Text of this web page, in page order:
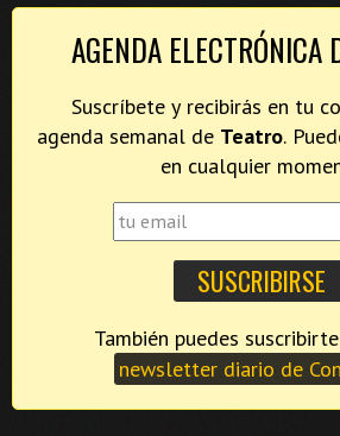
AGENDA ELECTRÓNICA
Suscríbete y recibirás en tu
agenda semanal de Teatro.
en cualquier
newsletter diario de